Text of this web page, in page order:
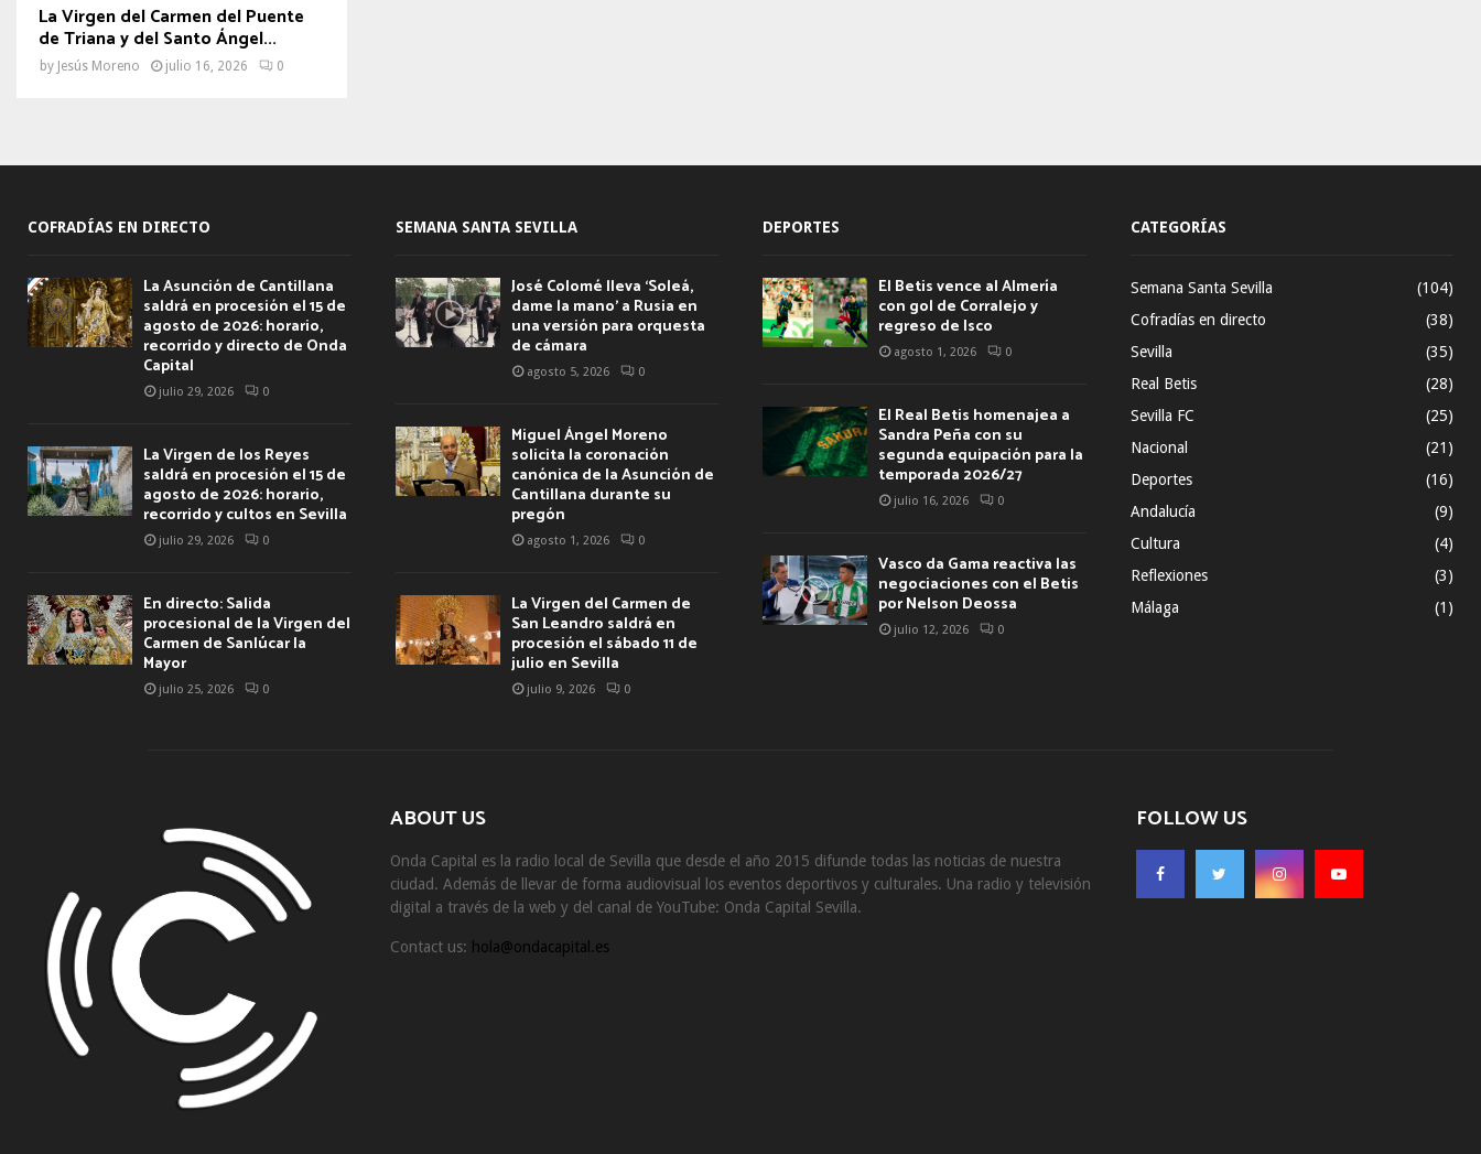
La Virgen del Carmen del Puente
de Triana y del Santo Ángel...
by Jesús Moreno julio 16, 2026 0
COFRADÍAS EN DIRECTO
La Asunción de Cantillana
saldrá en procesión el 15 de
agosto de 2026: horario,
recorrido y directo de Onda
Capital
julio 29, 2026 0
La Virgen de los Reyes
saldrá en procesión el 15 de
agosto de 2026: horario,
recorrido y cultos en Sevilla
julio 29, 2026 0
En directo: Salida
procesional de la Virgen del
Carmen de Sanlúcar la
Mayor
julio 25, 2026 0
SEMANA SANTA SEVILLA
José Colomé lleva ‘Soleá,
dame la mano’ a Rusia en
una versión para orquesta
de cámara
agosto 5, 2026 0
Miguel Ángel Moreno
solicita la coronación
canónica de la Asunción de
Cantillana durante su
pregón
agosto 1, 2026 0
La Virgen del Carmen de
San Leandro saldrá en
procesión el sábado 11 de
julio en Sevilla
julio 9, 2026 0
DEPORTES
El Betis vence al Almería
con gol de Corralejo y
regreso de Isco
agosto 1, 2026 0
El Real Betis homenajea a
Sandra Peña con su
segunda equipación para la
temporada 2026/27
julio 16, 2026 0
Vasco da Gama reactiva las
negociaciones con el Betis
por Nelson Deossa
julio 12, 2026 0
CATEGORÍAS
Semana Santa Sevilla
(104)
Cofradías en directo
(38)
Sevilla
(35)
Real Betis
(28)
Sevilla FC
(25)
Nacional
(21)
Deportes
(16)
Andalucía
(9)
Cultura
(4)
Reflexiones
(3)
Málaga
(1)
ABOUT US
Onda Capital es la radio local de Sevilla que desde el año 2015 difunde todas las noticias de nuestra
ciudad. Además de llevar de forma audiovisual los eventos deportivos y culturales. Una radio y televisión
digital a través de la web y del canal de YouTube: Onda Capital Sevilla.
Contact us: hola@ondacapital.es
FOLLOW US